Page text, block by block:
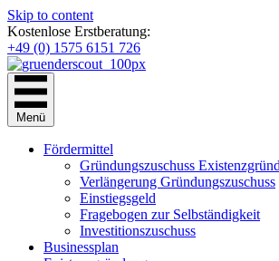
Skip to content
Kostenlose Erstberatung:
+49 (0) 1575 6151 726
Menü
Fördermittel
Gründungszuschuss
Verlängerung Gründungszuschuss
Einstiegsgeld
Fragebogen zur Selbständigkeit
Investitionszuschuss
Businessplan